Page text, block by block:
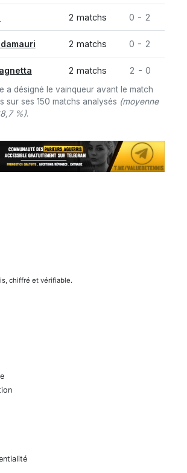
2 matchs 0 - 2
2 matchs 0 - 2
2 matchs 2 - 0
a désigné le vainqueur avant le match
sur ses 150 matchs analysés (moyenne
%).
chiffré et vérifiable.